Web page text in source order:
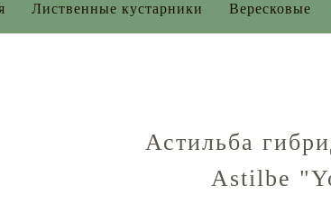
Лиственные кустарники Вересковые
Астильба
Astilbe